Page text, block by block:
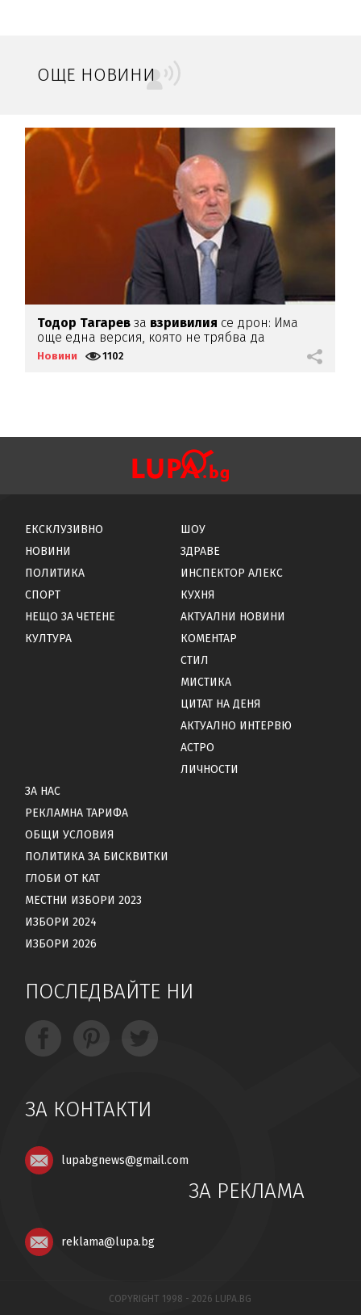
ОЩЕ НОВИНИ
Тодор Тагарев за взривилия се дрон: Има
още една версия, която не трябва да
изключваме
Новини 1102
ЕКСКЛУЗИВНО
НОВИНИ
ПОЛИТИКА
СПОРТ
НЕЩО ЗА ЧЕТЕНЕ
КУЛТУРА
ШОУ
ЗДРАВЕ
ИНСПЕКТОР АЛЕКС
КУХНЯ
АКТУАЛНИ НОВИНИ
КОМЕНТАР
СТИЛ
МИСТИКА
ЦИТАТ НА ДЕНЯ
АКТУАЛНО ИНТЕРВЮ
АСТРО
ЛИЧНОСТИ
ЗА НАС
РЕКЛАМНА ТАРИФА
ОБЩИ УСЛОВИЯ
ПОЛИТИКА ЗА БИСКВИТКИ
ГЛОБИ ОТ КАТ
МЕСТНИ ИЗБОРИ 2023
ИЗБОРИ 2024
ИЗБОРИ 2026
ПОСЛЕДВАЙТЕ НИ
ЗА КОНТАКТИ
lupabgnews@gmail.com
ЗА РЕКЛАМА
reklama@lupa.bg
COPYRIGHT 1998 - 2026 LUPA.BG